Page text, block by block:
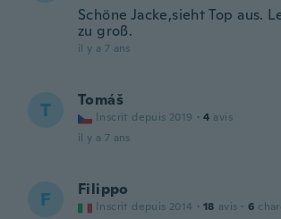
Schöne Jacke,sieht Top aus.
zu groß.
il y a 7 ans
T Tomáš
Inscrit depuis 2019 · 4 avis
il y a 7 ans
F Filippo
Inscrit depuis 2014 · 18 avis · 6